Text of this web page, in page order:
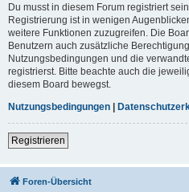
Du musst in diesem Forum registriert
Registrierung ist in wenigen
weitere Funktionen zuzugreifen. Die
Benutzern auch zusätzliche
Nutzungsbedingungen und die
registrierst. Bitte beachte auch die
diesem Board bewegst.
Nutzungsbedingungen |
Registrieren
Foren-Übersicht